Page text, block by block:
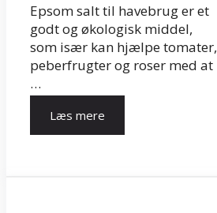
Epsom salt til havebrug er et
godt og økologisk middel,
som især kan hjælpe tomater,
peberfrugter og roser med at
…
Læs mere